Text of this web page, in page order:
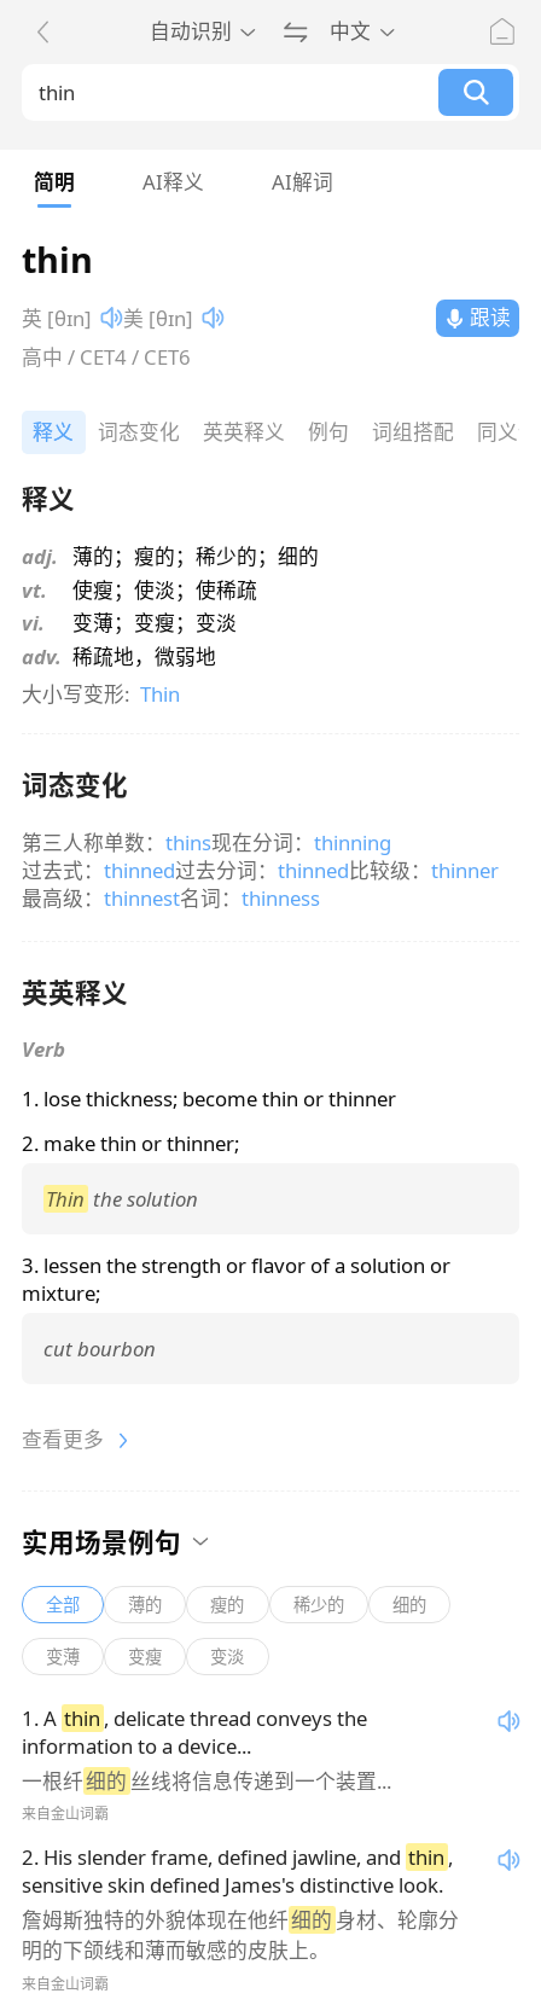
自动识别 中文
简明 AI释义 AI解词
thin
英 [θɪn] 美 [θɪn]
跟读
高中 / CET4 / CET6
释义 词态变化 英英释义 例句 词组搭配 同义词
释义
adj.
薄的；瘦的；稀少的；细的
vt.
使瘦；使淡；使稀疏
vi.
变薄；变瘦；变淡
adv. 稀疏地，微弱地
大小写变形: Thin
词态变化
第三人称单数： thins现在分词： thinning
过去式： thinned过去分词： thinned比较级： thinner
最高级： thinnest名词： thinness
英英释义
Verb
1. lose thickness; becomethin orthinner
2. makethin orthinner;
Thin the solution
3. lessen the strength or flavor of a solution or
mixture;
cut bourbon
查看更多
实用场景例句
全部 薄的 瘦的 稀少的 细的
变薄 变瘦 变淡
1 .A thin , delicate thread conveys the
information to a device...
一根纤细的 丝线将信息传递到一个装置...
来自金山词霸
2. His slender frame, defined jawline, and thin ,
sensitive skin defined James's distinctive look.
詹姆斯独特的外貌体现在他纤细的 身材、轮廓分
明的下颌线和薄而敏感的皮肤上。
来自金山词霸